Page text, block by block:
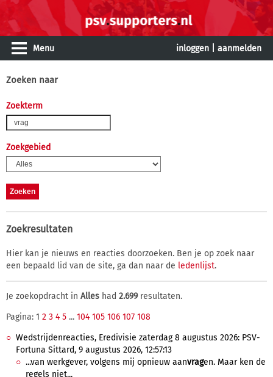
Menu inloggen aanmelden
Zoeken naar
Zoekterm
Zoekgebied
Zoekresultaten
Hier kan je nieuws en reacties doorzoeken. Ben je op zoek naar
een bepaald lid van de site, ga dan naar de ledenlijst.
Je zoekopdracht in Alles had 2.699resultaten.
Pagina: 1 2 3 4 5 ... 104 105 106 107 108
Wedstrijdenreacties, Eredivisie zaterdag 8 augustus 2026: PSV-
Fortuna Sittard, 9 augustus 2026, 12:57:13
...van werkgever, volgens mij opnieuw aanvragen. Maar ken de
regels niet...